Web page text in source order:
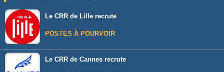
Le CRR de Lille recrute
POSTES À POURVOIR
Le CRR de Cannes recrute